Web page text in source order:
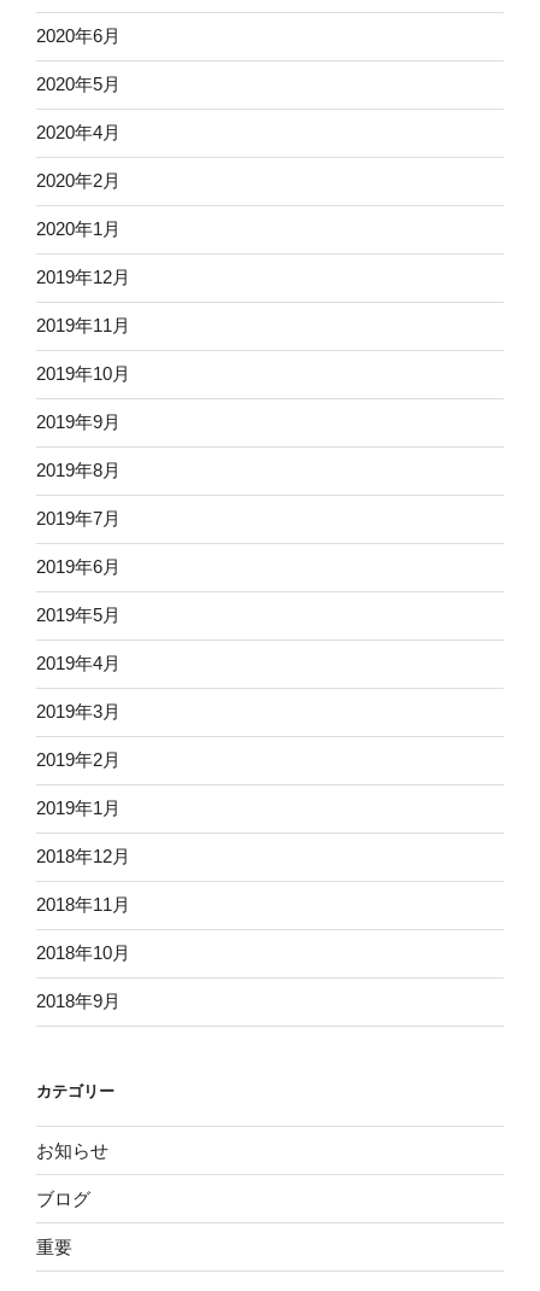
2020年6月
2020年5月
2020年4月
2020年2月
2020年1月
2019年12月
2019年11月
2019年10月
2019年9月
2019年8月
2019年7月
2019年6月
2019年5月
2019年4月
2019年3月
2019年2月
2019年1月
2018年12月
2018年11月
2018年10月
2018年9月
カテゴリー
お知らせ
ブログ
重要